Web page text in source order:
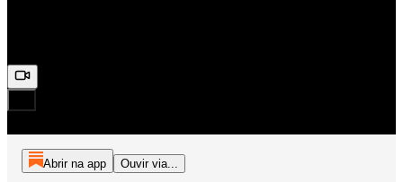
Abrir na app Ouvir via...